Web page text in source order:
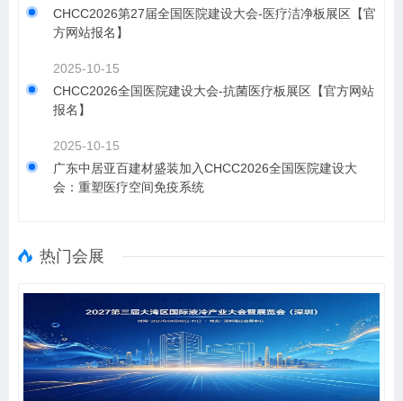
CHCC2026第27届全国医院建设大会-医疗洁净板展区【官
方网站报名】
2025-10-15
CHCC2026全国医院建设大会-抗菌医疗板展区【官方网站
报名】
2025-10-15
​广东中居亚百建材盛装加入CHCC2026全国医院建设大
会：重塑医疗空间免疫系统
热门会展